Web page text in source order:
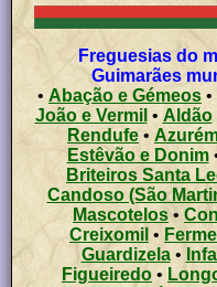
Freguesias do
Guimarães
• Abação e Gémeos •
João e Vermil • Aldão
Rendufe •
Estêvão e Donim
Briteiros Santa
Candoso (São
Mascotelos •
Creixomil •
Guardizela•
Figueiredo •